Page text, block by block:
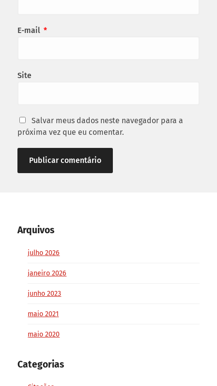
E-mail *
Site
Salvar meus dados neste navegador para a
próxima vez que eu comentar.
Arquivos
julho 2026
janeiro 2026
junho 2023
maio 2021
maio 2020
Categorias